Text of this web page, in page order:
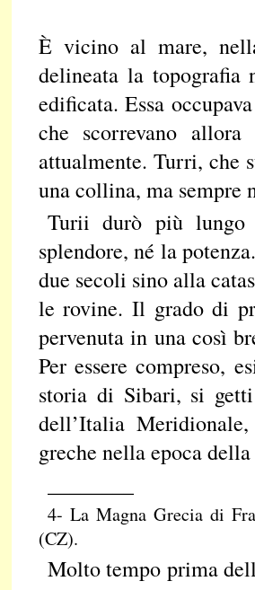
È vicino al mare,
delineata la
edificata. Essa
che scorrevano
attualmente. Turri, che
una collina, ma sempre
Turii durò più
splendore, né la
due secoli sino alla
le rovine. Il grado di
pervenuta in una così
Per essere compreso,
storia di Sibari, si
dell’Italia
greche nella epoca
4- La Magna Grecia di
(CZ).
Molto tempo prima